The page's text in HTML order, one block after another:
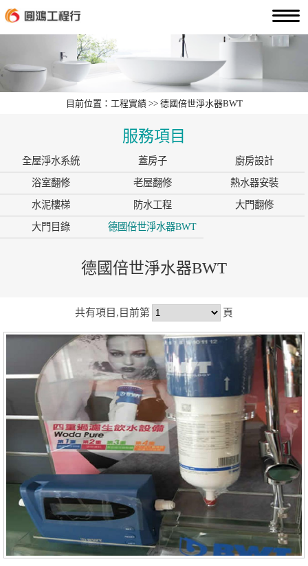
目前位置：工程實績 >> 德國倍世淨水器BWT
服務項目
全屋淨水系統 蓋房子
廚房設計
浴室翻修
老屋翻修
熱水器安裝
水泥樓梯
防水工程
大門翻修
大門目錄
德國倍世淨水器BWT
德國倍世淨水器BWT
共有項目,目前第 頁